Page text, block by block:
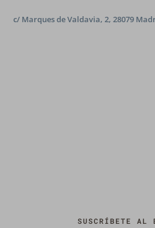
c/ Marques de Valdavia, 2, 28079
SUSCRÍBETE AL